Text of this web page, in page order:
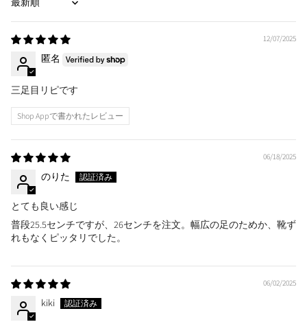
Sort by
12/07/2025
匿名
三足目リピです
Shop Appで書かれたレビュー
06/18/2025
のりた
とても良い感じ
普段25.5センチですが、26センチを注文。幅広の足のためか、靴ず
れもなくピッタリでした。
06/02/2025
kiki